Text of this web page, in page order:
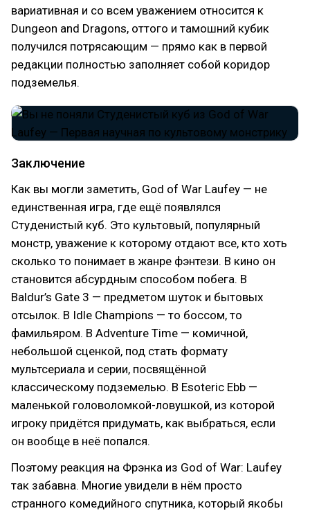
вариативная и со всем уважением относится к
Dungeon and Dragons, оттого и тамошний кубик
получился потрясающим — прямо как в первой
редакции полностью заполняет собой коридор
подземелья.
Заключение
Как вы могли заметить, God of War Laufey — не
единственная игра, где ещё появлялся
Студенистый куб. Это культовый, популярный
монстр, уважение к которому отдают все, кто хоть
сколько то понимает в жанре фэнтези. В кино он
становится абсурдным способом побега. В
Baldur’s Gate 3 — предметом шуток и бытовых
отсылок. В Idle Champions — то боссом, то
фамильяром. В Adventure Time — комичной,
небольшой сценкой, под стать формату
мультсериала и серии, посвящённой
классическому подземелью. В Esoteric Ebb —
маленькой головоломкой-ловушкой, из которой
игроку придётся придумать, как выбраться, если
он вообще в неё попался.
Поэтому реакция на Фрэнка из God of War: Laufey
так забавна. Многие увидели в нём просто
странного комедийного спутника, который якобы